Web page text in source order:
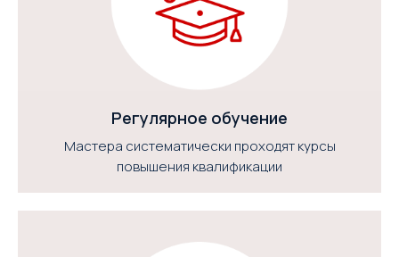
Регулярное обучение
Мастера систематически проходят курсы
повышения квалификации